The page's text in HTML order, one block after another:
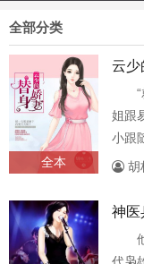
全部分类
全本
云少
姐跟
小跟
躯，
胡
神医